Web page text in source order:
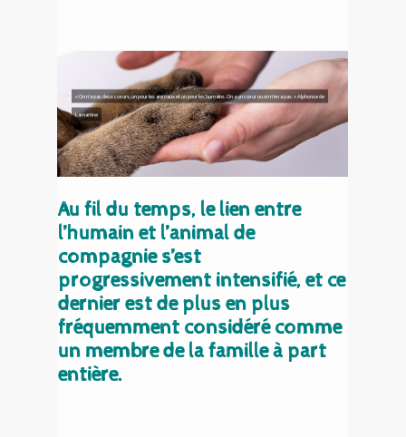
« On n’a pas deux cœurs, un pour les animaux et un pour les humains. On a un cœur ou on n’en a pas. » Alphonse de
Lamartine
Au fil du temps, le lien entre
l’humain et l’animal de
compagnie s’est
progressivement intensifié, et ce
dernier est de plus en plus
fréquemment considéré comme
un membre de la famille à part
entière.